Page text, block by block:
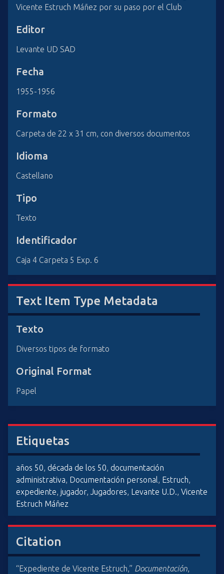
Vicente Estruch Máñez por su paso por el Club
Editor
Levante UD SAD
Fecha
1955-1956
Formato
Carpeta de 22 x 31 cm, con diversos documentos
Idioma
Castellano
Tipo
Texto
Identificador
Caja 4 Carpeta 5 Exp. 6
Text Item Type Metadata
Texto
Diversos tipos de formato
Original Format
Papel
Etiquetas
años 50, década de los 50, documentación
administrativa, Documentación personal, Estruch,
expediente, jugador, Jugadores, Levante U.D., Vicente
Estruch Máñez
Citation
“Expediente de Vicente Estruch,” Documentación,